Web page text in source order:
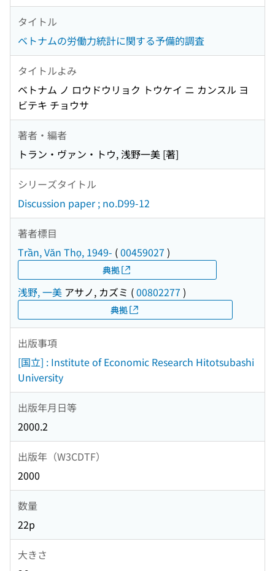
タイトル
ベトナムの労働力統計に関する予備的調査
タイトルよみ
ベトナム ノ ロウドウリョク トウケイ ニ カンスル ヨ
ビテキ チョウサ
著者・編者
トラン・ヴァン・トウ, 浅野一美 [著]
シリーズタイトル
Discussion paper ; no.D99-12
著者標目
Trần, Văn Thọ, 1949- (00459027 )
典拠
浅野, 一美 アサノ, カズミ (00802277 )
典拠
出版事項
[国立] : Institute of Economic Research Hitotsubashi
University
出版年月日等
2000.2
出版年（W3CDTF）
2000
数量
22p
大きさ